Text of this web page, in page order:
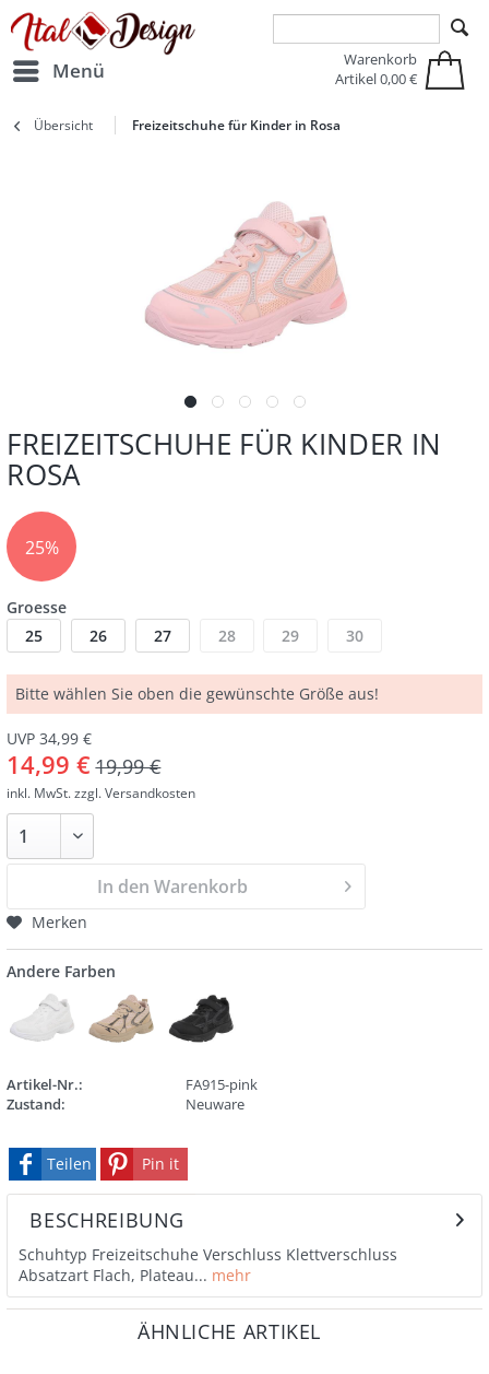
Zur Hauptnavigation springen Zum Hauptinhalt springen
Menü
Warenkorb
Artikel0,00 €
Übersicht Freizeitschuhe für Kinder in Rosa
FREIZEITSCHUHE FÜR KINDER IN
ROSA
25%
Groesse
25
26 27 28 29 30
Bitte wählen Sie oben die gewünschte Größe aus!
UVP 34,99 €
14,99 € 19,99 €
inkl. MwSt.zzgl. Versandkosten
In den Warenkorb
Merken
Andere Farben
Artikel-Nr.:
FA915-pink
Zustand:
Neuware
Teilen Pin it
BESCHREIBUNG
Schuhtyp Freizeitschuhe Verschluss Klettverschluss
Absatzart Flach, Plateau... mehr
ÄHNLICHE ARTIKEL